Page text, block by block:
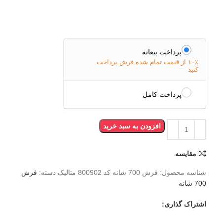
پرداخت بیعانه
۱۰٪ از قیمت تمام شده فرش پرداخت
کنید
پرداخت کامل
افزودن به سبد خرید
مقایسه
شناسه محصول: فرش 700 شانه کد 800902 متالیک دسته: فرش
700 شانه
اشتراک گذاری: